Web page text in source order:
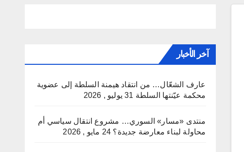
آخر الأخبار
عارف الشعّال… من انتقاد هيمنة السلطة إلى عضوية
محكمة عيّنتها السلطة 31 يوليو , 2026
منتدى «مسار» السوري… مشروع انتقال سياسي أم
محاولة لبناء معارضة جديدة؟ 24 مايو , 2026